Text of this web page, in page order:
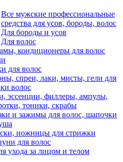
Все мужские профессиональные
средства для усов, бороды, волос
Для бороды и усов
Для волос
кондиционеры для волос
для волос
спреи, лаки, мисты, гели для
волос
эссенции, филлеры, ампулы,
тоники, скрабы
и зажимы для волос, шапочки
ножницы для стрижки
для волос
ухода за лицом и телом